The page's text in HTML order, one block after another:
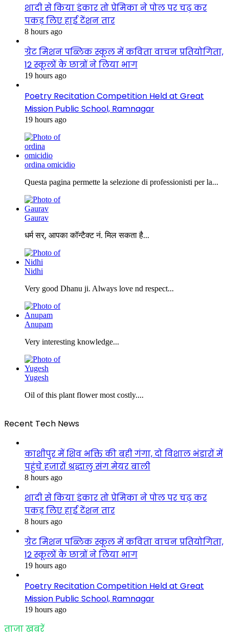
शादी से किया इंकार तो प्रेमिका ने पोल पर चढ़ कर
पकड़ लिए हाई टेंशन तार
8 hours ago
ग्रेट मिशन पब्लिक स्कूल में कविता वाचन प्रतियोगिता,
12 स्कूलों के छात्रों ने लिया भाग
19 hours ago
Poetry Recitation Competition Held at Great
Mission Public School, Ramnagar
19 hours ago
ordina omicidio
Questa pagina permette la selezione di professionisti per la...
Gaurav
धर्म सर्, आपका कॉन्टैक्ट नं. मिल सकता है...
Nidhi
Very good Dhanu ji. Always love nd respect...
Anupam
Very interesting knowledge...
Yugesh
Oil of this plant flower most costly....
Recent Tech News
काशीपुर में शिव भक्ति की बही गंगा, दो विशाल भंडारों में
पहुंचे हजारों श्रद्धालु संग मेयर बाली
8 hours ago
शादी से किया इंकार तो प्रेमिका ने पोल पर चढ़ कर
पकड़ लिए हाई टेंशन तार
8 hours ago
ग्रेट मिशन पब्लिक स्कूल में कविता वाचन प्रतियोगिता,
12 स्कूलों के छात्रों ने लिया भाग
19 hours ago
Poetry Recitation Competition Held at Great
Mission Public School, Ramnagar
19 hours ago
ताजा खबरें